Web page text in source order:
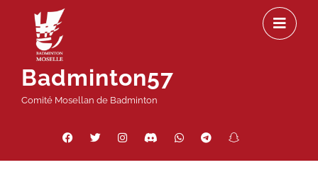
contenu
Badminton57
Comité Mosellan de Badminton
Facebook
Twitter InstagramDiscordWhatsAppTelegram